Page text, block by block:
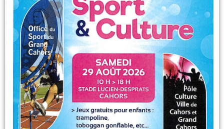
FORUM DU
SPORT
FORUM DU SPORT ET DE LA
CULTURE